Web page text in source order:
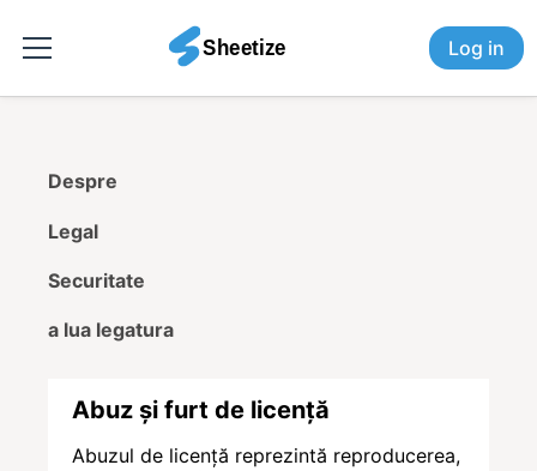
Log in
Despre
Legal
Securitate
a lua legatura
Abuz și furt de licență
Abuzul de licență reprezintă reproducerea,